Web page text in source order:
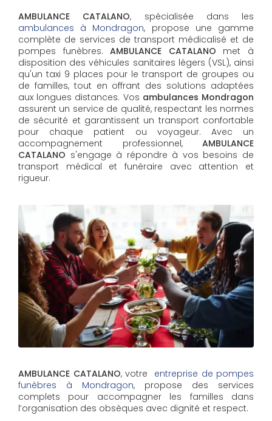
AMBULANCE CATALANO, spécialisée dans les
ambulances à Mondragon, propose une gamme
complète de services de transport médicalisé et de
pompes funèbres.AMBULANCE CATALANO met à
disposition des véhicules sanitaires légers (VSL), ainsi
qu'un taxi 9 places pour le transport de groupes ou
de familles, tout en offrant des solutions adaptées
aux longues distances. Vos ambulances Mondragon
assurent un service de qualité, respectant les normes
de sécurité et garantissent un transport confortable
pour chaque patient ou voyageur. Avec un
accompagnement professionnel, AMBULANCE
CATALANO s'engage à répondre à vos besoins de
transport médical et funéraire avec attention et
rigueur.
AMBULANCE CATALANO, votre entreprise de pompes
funèbres à Mondragon, propose des services
complets pour accompagner les familles dans
l’organisation des obsèques avec dignité et respect.